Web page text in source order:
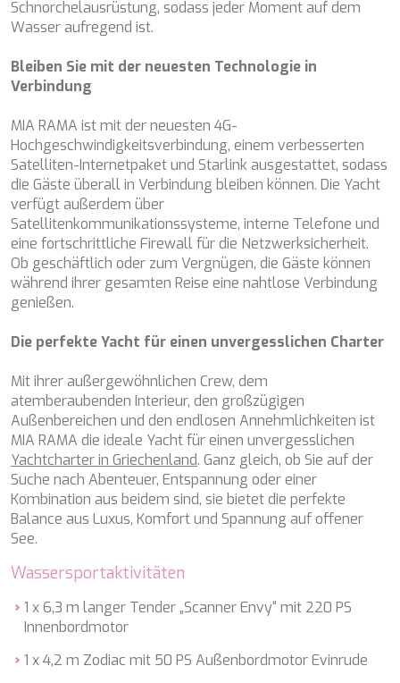
Schnorchelausrüstung, sodass jeder Moment auf dem
Wasser aufregend ist.
Bleiben Sie mit der neuesten Technologie in
Verbindung
MIA RAMA ist mit der neuesten 4G-
Hochgeschwindigkeitsverbindung, einem verbesserten
Satelliten-Internetpaket und Starlink ausgestattet, sodass
die Gäste überall in Verbindung bleiben können. Die Yacht
verfügt außerdem über
Satellitenkommunikationssysteme, interne Telefone und
eine fortschrittliche Firewall für die Netzwerksicherheit.
Ob geschäftlich oder zum Vergnügen, die Gäste können
während ihrer gesamten Reise eine nahtlose Verbindung
genießen.
Die perfekte Yacht für einen unvergesslichen Charter
Mit ihrer außergewöhnlichen Crew, dem
atemberaubenden Interieur, den großzügigen
Außenbereichen und den endlosen Annehmlichkeiten ist
MIA RAMA die ideale Yacht für einen unvergesslichen
Yachtcharter in Griechenland. Ganz gleich, ob Sie auf der
Suche nach Abenteuer, Entspannung oder einer
Kombination aus beidem sind, sie bietet die perfekte
Balance aus Luxus, Komfort und Spannung auf offener
See.
Wassersportaktivitäten
1 x 6,3 m langer Tender „Scanner Envy“ mit 220 PS
Innenbordmotor
1 x 4,2 m Zodiac mit 50 PS Außenbordmotor Evinrude
HAPPY ME
HEEUS
HOPE I
HP6
IDYLLE
IMMERSIVE
INDIGO STAR I
INFINITAS
INSIEME
ISLAND HEIRESS
JAJARO'
JASALI II
JAZ
JOY ME
JUNIOR
KAPTAN KADIR
KAYA GUNERI V
KENTAVROS II
KIAWAH II
KIKI V
KING BENJI
KIRIOS
L'EQUINOX
L'HIPPOCAMPE
LA PELLEGRINA 1
LA PERLA
LADY B
LADY DEE
LADY ELAINE